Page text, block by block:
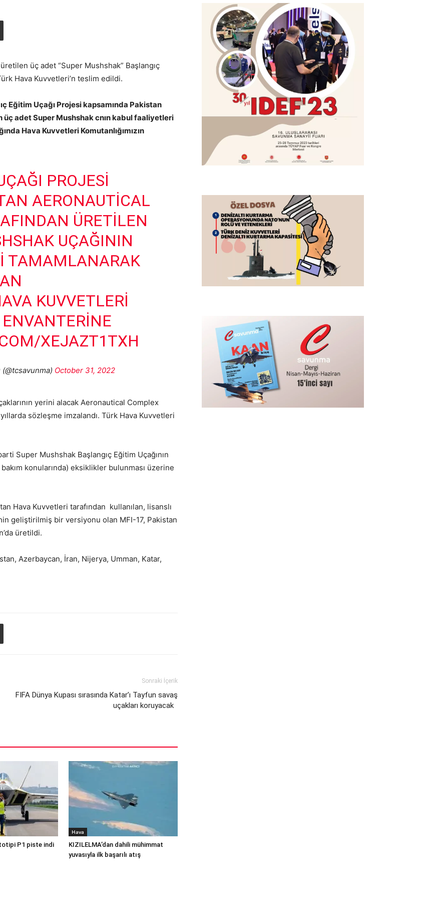
üç adet “Super Mushshak” Başlangıç
Hava Kuvvetleri’n teslim edildi.
Eğitim Uçağı Projesi kapsamında Pakistan
adet Super Mushshak cnın kabul faaliyetleri
Hava Kuvvetleri Komutanlığımızın
PROJESI
AERONAUTICAL
ÜRETILEN
UÇAĞININ
TAMAMLANARAK
KUVVETLERI
XEJAZT1TXH
October 31, 2022
yerini alacak Aeronautical Complex
sözleşme imzalandı. Türk Hava Kuvvetleri
Super Mushshak Başlangıç Eğitim Uçağının
konularında) eksiklikler bulunması üzerine
Hava Kuvvetleri tarafından kullanılan, lisanslı
geliştirilmiş bir versiyonu olan MFI-17, Pakistan
üretildi.
Azerbaycan, İran, Nijerya, Umman, Katar,
Sonraki İçerik
FIFA Dünya Kupası sırasında Katar’ı Tayfun savaş
uçakları koruyacak
P1 piste indi
Hava
KIZILELMA’dan dahili mühimmat
yuvasıyla ilk başarılı atış